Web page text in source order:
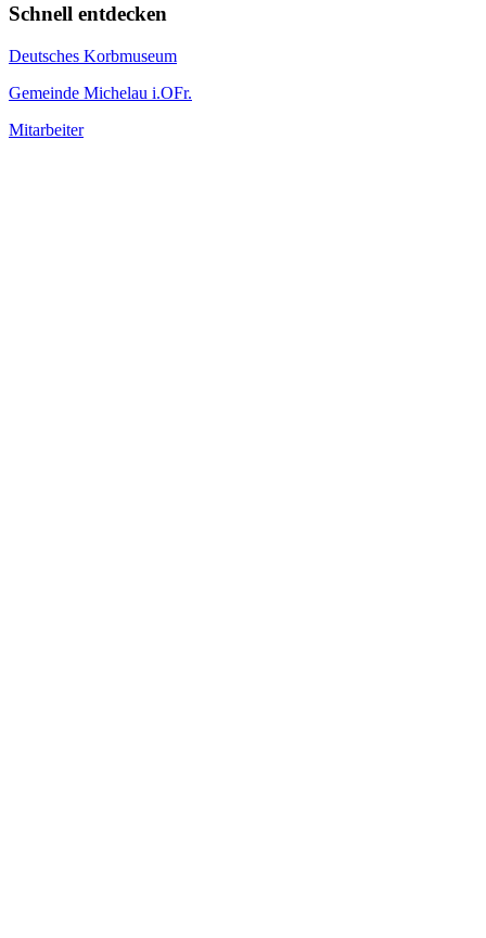
Schnell entdecken
Deutsches Korbmuseum
Gemeinde Michelau i.OFr.
Mitarbeiter